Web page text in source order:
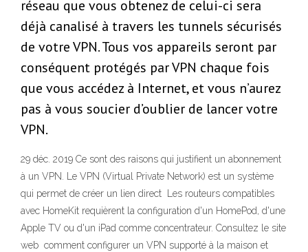
réseau que vous obtenez de celui-ci sera
déjà canalisé à travers les tunnels sécurisés
de votre VPN. Tous vos appareils seront par
conséquent protégés par VPN chaque fois
que vous accédez à Internet, et vous n’aurez
pas à vous soucier d’oublier de lancer votre
VPN.
29 déc. 2019 Ce sont des raisons qui justifient un abonnement
à un VPN. Le VPN (Virtual Private Network) est un système
qui permet de créer un lien direct Les routeurs compatibles
avec HomeKit requièrent la configuration d'un HomePod, d'une
Apple TV ou d'un iPad comme concentrateur. Consultez le site
web comment configurer un VPN supporté à la maison et